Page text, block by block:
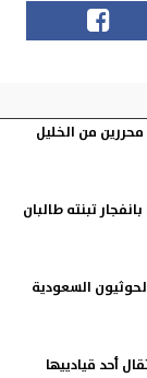
10 قتلى و85 مصابًا بانفجار تبنته طالبان
السعودية
أحد قيادييها